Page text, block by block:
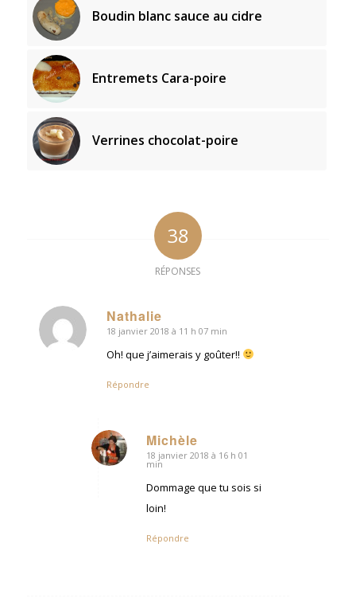
Boudin blanc sauce au cidre
Entremets Cara-poire
Verrines chocolat-poire
38
RÉPONSES
Nathalie
dit
:
18 janvier 2018 à 11 h 07 min
Oh! que j’aimerais y goûter!!
Répondre
Michèle
dit
18 janvier 2018 à 16 h 01
min
Dommage que tu sois si
loin!
Répondre